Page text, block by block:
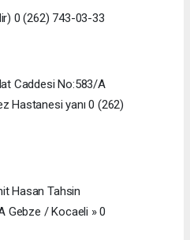
0 (262) 743-03-33
Caddesi No:583/A
Hastanesi yanı 0 (262)
Hasan Tahsin
Gebze / Kocaeli » 0